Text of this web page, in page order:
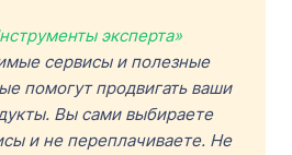
эксперта»
сервисы и полезные
помогут продвигать ваши
Вы сами выбираете
и не переплачиваете. Не